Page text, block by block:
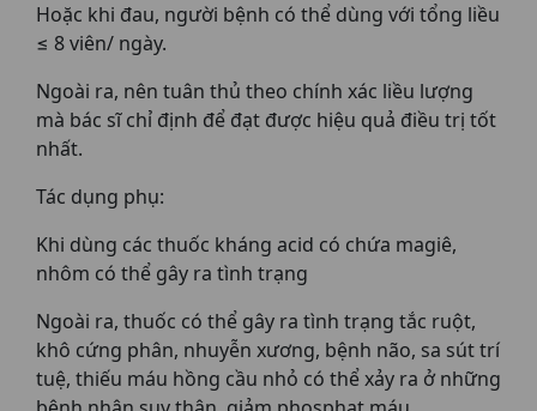
Hoặc khi đau, người bệnh có thể dùng với tổng liều
≤ 8 viên/ ngày.
Ngoài ra, nên tuân thủ theo chính xác liều lượng
mà bác sĩ chỉ định để đạt được hiệu quả điều trị tốt
nhất.
Tác dụng phụ:
Khi dùng các thuốc kháng acid có chứa magiê,
nhôm có thể gây ra tình trạng
Ngoài ra, thuốc có thể gây ra tình trạng tắc ruột,
khô cứng phân, nhuyễn xương, bệnh não, sa sút trí
tuệ, thiếu máu hồng cầu nhỏ có thể xảy ra ở những